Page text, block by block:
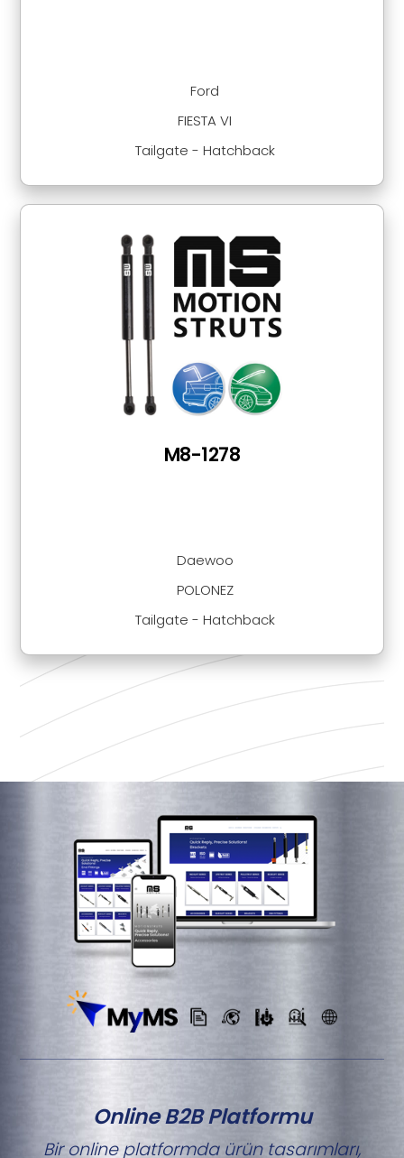
Ford
FIESTA VI
Tailgate - Hatchback
Daewoo
POLONEZ
Tailgate - Hatchback
M8-1278
Online B2B Platformu
Bir online platformda ürün tasarımları,